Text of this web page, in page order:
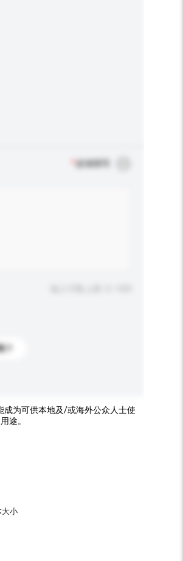
必须填写
成为可供本地及/或海外公众人士使
途。
大小